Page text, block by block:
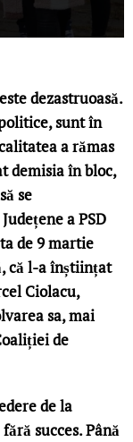
dezastruoasă.
sunt în
a rămas
demisia în bloc,
se
a PSD
de 9 martie
că l-a înștiințat
Ciolacu,
sa, mai
de
de la
succes. Până